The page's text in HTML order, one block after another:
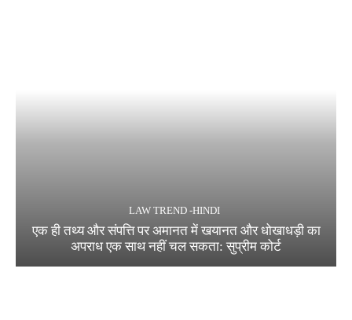
LAW TREND -HINDI
एक ही तथ्य और संपत्ति पर अमानत में खयानत और धोखाधड़ी का
अपराध एक साथ नहीं चल सकता: सुप्रीम कोर्ट